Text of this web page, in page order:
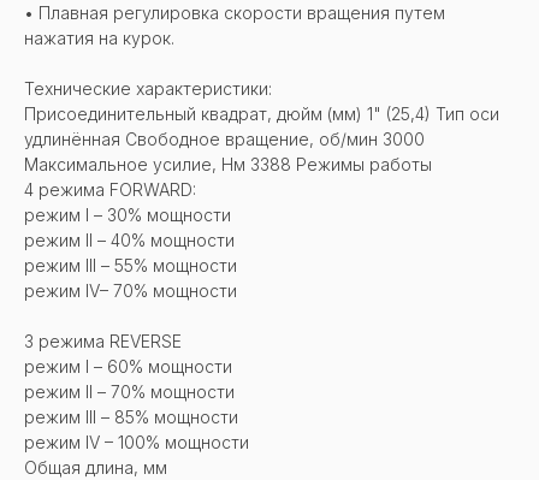
• Плавная регулировка скорости вращения путем
нажатия на курок.
Технические характеристики:
Присоединительный квадрат, дюйм (мм) 1" (25,4) Тип оси
удлинённая Свободное вращение, об/мин 3000
Максимальное усилие, Нм 3388 Режимы работы
4 режима FORWARD:
режим l – 30% мощности
режим ll – 40% мощности
режим lll – 55% мощности
режим IV– 70% мощности
3 режима REVERSE
режим l – 60% мощности
режим ll – 70% мощности
режим lll – 85% мощности
режим lV – 100% мощности
Общая длина, мм